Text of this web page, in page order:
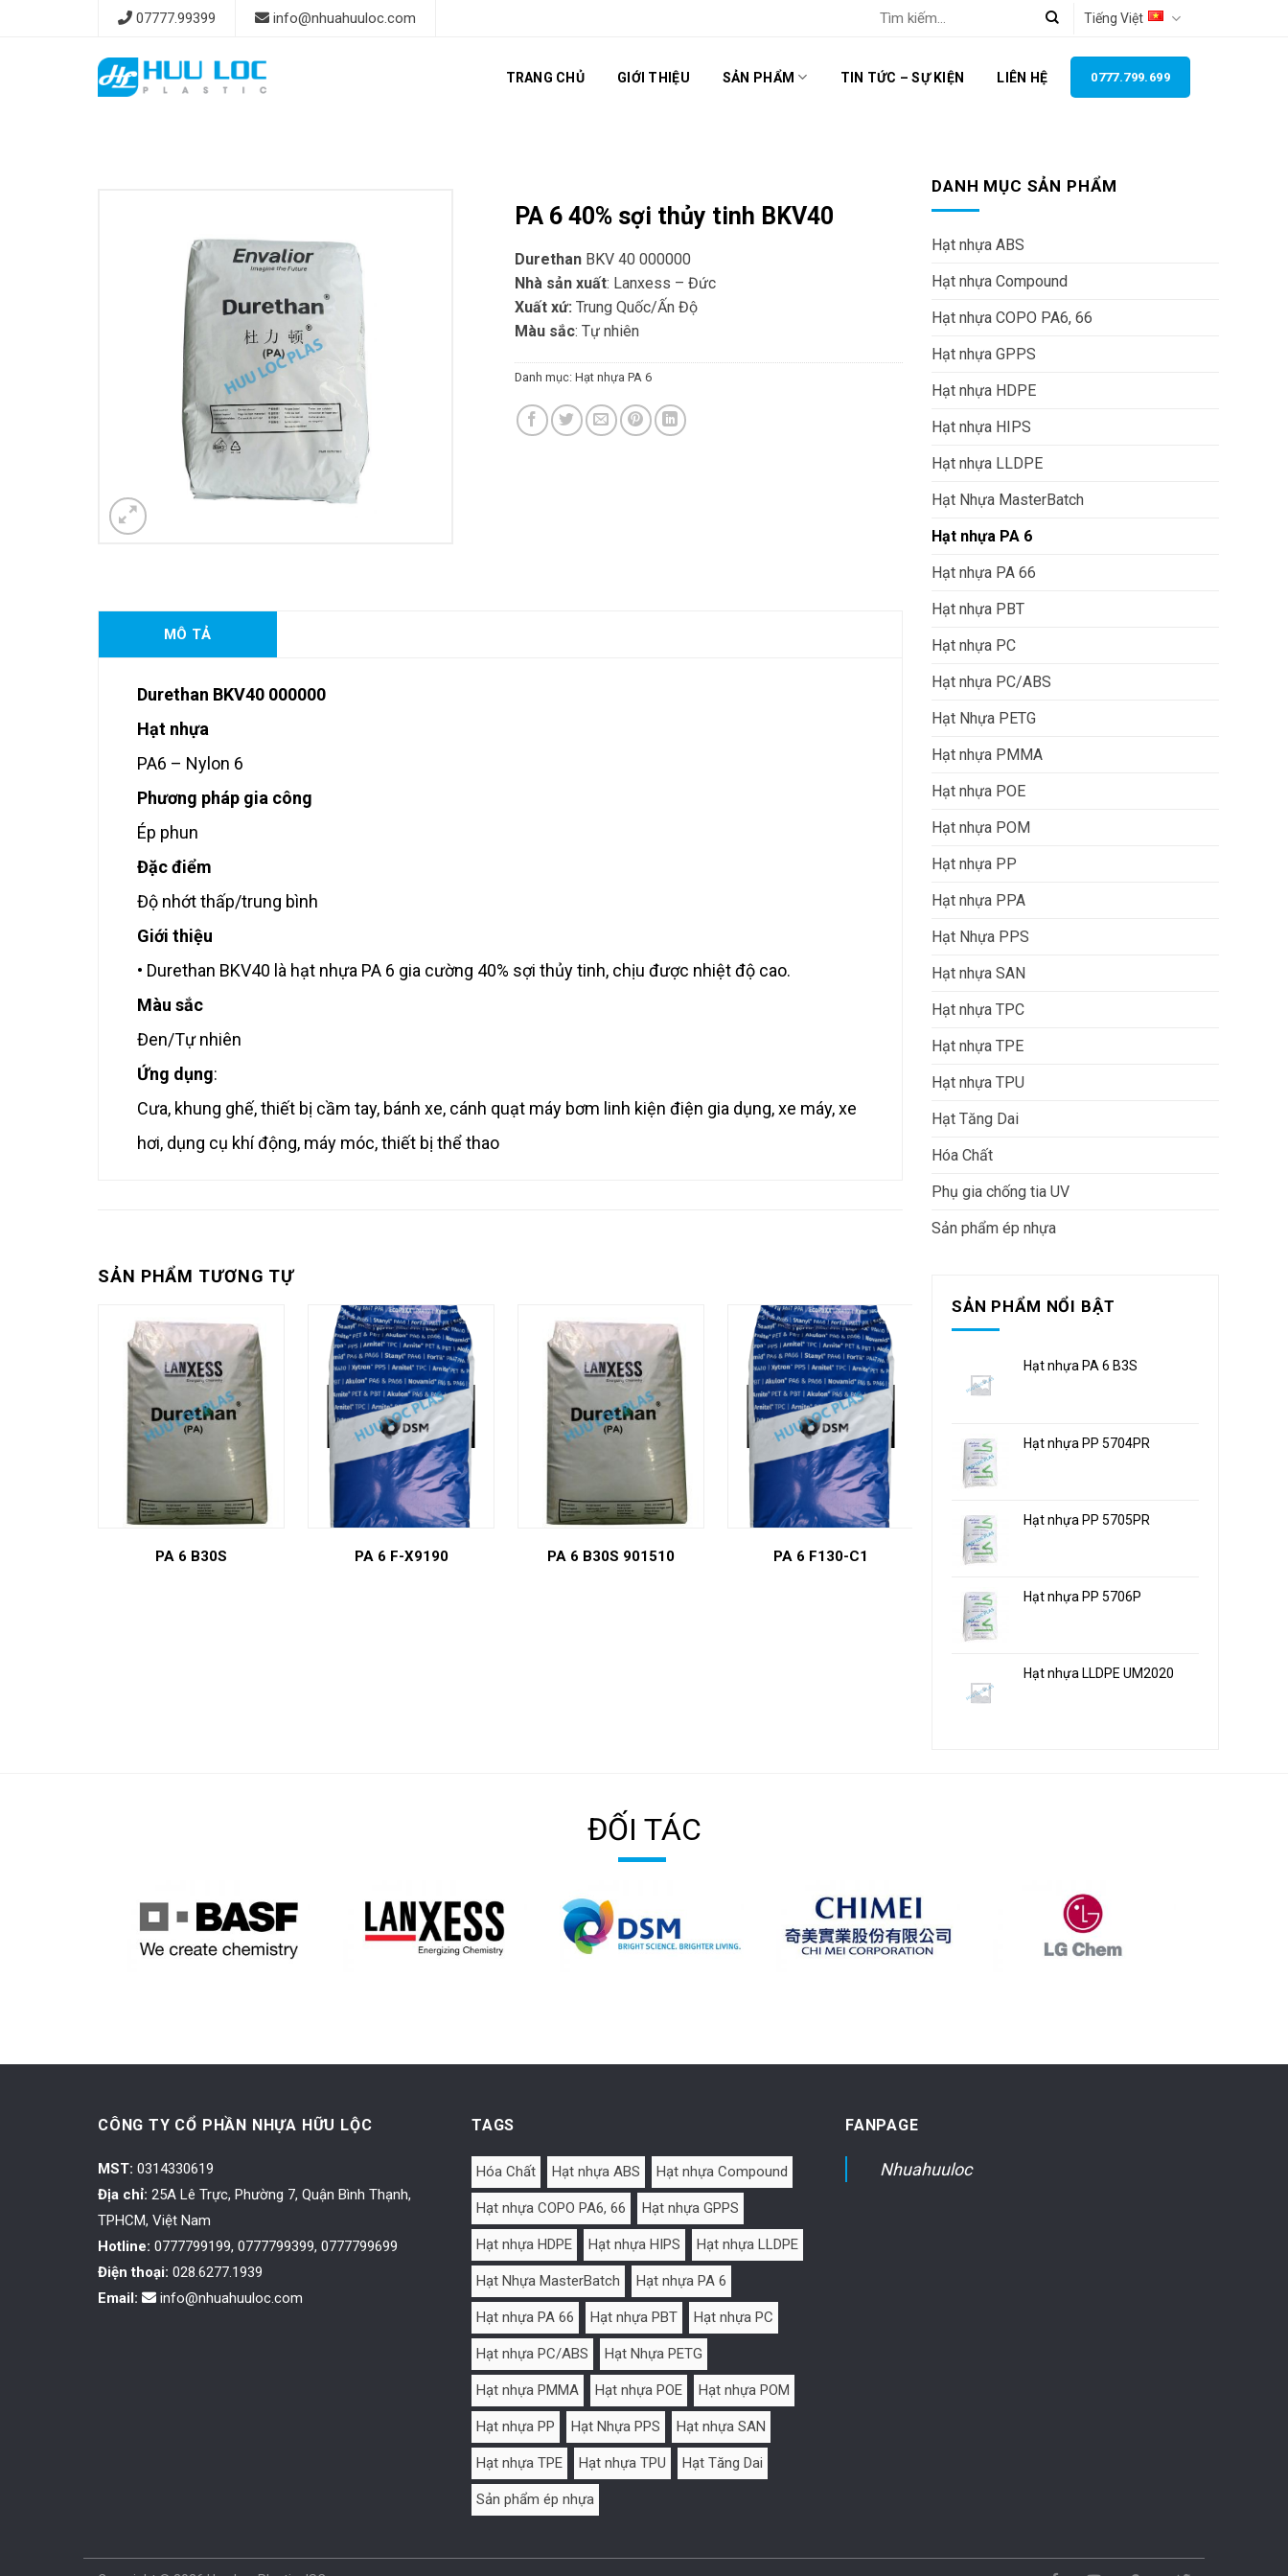
07777.99399 info@nhuahuuloc.com
kiếm:
Tiếng Việt
TRANG CHỦ GIỚI THIỆU SẢN PHẨM TIN TỨC – SỰ KIỆN LIÊN HỆ 0777.799.699
DANH MỤC SẢN PHẨM
Hạt nhựa ABS
Hạt nhựa Compound
Hạt nhựa COPO PA6, 66
Hạt nhựa GPPS
Hạt nhựa HDPE
Hạt nhựa HIPS
Hạt nhựa LLDPE
Hạt Nhựa MasterBatch
Hạt nhựa PA 6
Hạt nhựa PA 66
Hạt nhựa PBT
Hạt nhựa PC
Hạt nhựa PC/ABS
Hạt Nhựa PETG
Hạt nhựa PMMA
Hạt nhựa POE
Hạt nhựa POM
Hạt nhựa PP
Hạt nhựa PPA
Hạt Nhựa PPS
Hạt nhựa SAN
Hạt nhựa TPC
Hạt nhựa TPE
Hạt nhựa TPU
Hạt Tăng Dai
Hóa Chất
Phụ gia chống tia UV
Sản phẩm ép nhựa
SẢN PHẨM NỔI BẬT
Hạt nhựa PA 6 B3S
Hạt nhựa PP 5704PR
Hạt nhựa PP 5705PR
Hạt nhựa PP 5706P
Hạt nhựa LLDPE UM2020
PA 6 40% sợi thủy tinh BKV40
Durethan BKV 40 000000
Nhà sản xuất: Lanxess – Đức
Xuất xứ: Trung Quốc/Ấn Độ
Màu sắc: Tự nhiên
Danh mục: Hạt nhựa PA 6
MÔ TẢ
Durethan BKV40 000000
Hạt nhựa
PA6 – Nylon 6
Phương pháp gia công
Ép phun
Đặc điểm
Độ nhớt thấp/trung bình
Giới thiệu
• Durethan BKV40 là hạt nhựa PA 6 gia cường 40% sợi thủy tinh, chịu được nhiệt độ cao.
Màu sắc
Đen/Tự nhiên
Ứng dụng:
Cưa, khung ghế, thiết bị cầm tay, bánh xe, cánh quạt máy bơm linh kiện điện gia dụng, xe máy, xe
hơi, dụng cụ khí động, máy móc, thiết bị thể thao
SẢN PHẨM TƯƠNG TỰ
PA 6 B30S PA 6 F-X9190 PA 6 B30S 901510 PA 6 F130-C1
PA 6 30% sợi thủy tinh
K224-G6
ĐỐI TÁC
CÔNG TY CỔ PHẦN NHỰA HỮU LỘC
MST: 0314330619
Địa chỉ: 25A Lê Trực, Phường 7, Quận Bình Thạnh,
TPHCM, Việt Nam
Hotline: 0777799199, 0777799399, 0777799699
Điện thoại: 028.6277.1939
Email:
info@nhuahuuloc.com
TAGS
Hóa Chất Hạt nhựa ABS Hạt nhựa Compound
Hạt nhựa COPO PA6, 66 Hạt nhựa GPPS
Hạt nhựa HDPE Hạt nhựa HIPS Hạt nhựa LLDPE
Hạt Nhựa MasterBatch Hạt nhựa PA 6
Hạt nhựa PA 66 Hạt nhựa PBT Hạt nhựa PC
Hạt nhựa PC/ABS Hạt Nhựa PETG
Hạt nhựa PMMA Hạt nhựa POE Hạt nhựa POM
Hạt nhựa PP Hạt Nhựa PPS Hạt nhựa SAN
Hạt nhựa TPE Hạt nhựa TPU Hạt Tăng Dai
Sản phẩm ép nhựa
FANPAGE
Nhuahuuloc